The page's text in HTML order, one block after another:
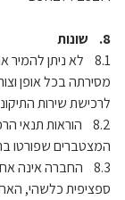
8. שונות
8.1 לא ניתן
מסירתה בכל אופן
לרכישת שירות
8.2 הוראות
המצטברים שפורטו
8.3 החברה אינה
ספציפית כלשהי,